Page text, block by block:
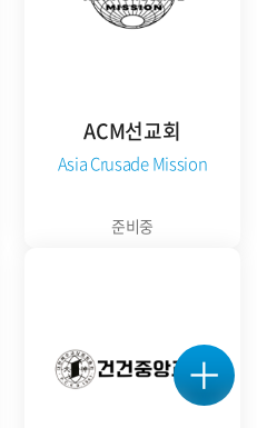
ACM선교회
Asia Crusade Mission
준비중